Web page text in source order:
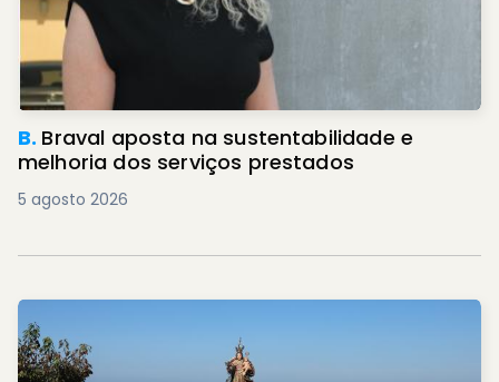
B. Braval aposta na sustentabilidade e
melhoria dos serviços prestados
5 agosto 2026